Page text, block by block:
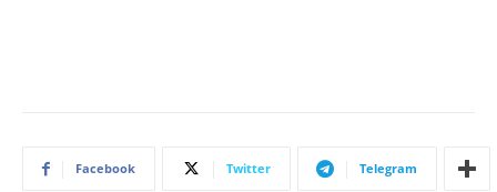
Facebook Twitter Telegram